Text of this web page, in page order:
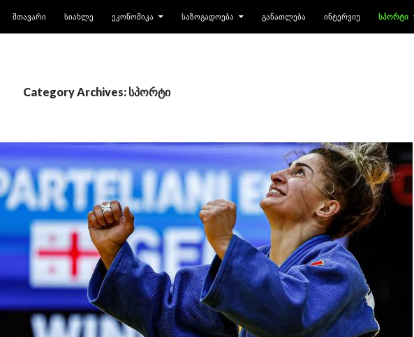
ᲛᲗᲐᲕᲐᲠᲘ
ᲡᲘᲐᲮᲚᲔ ᲔᲙᲝᲜᲝᲛᲘᲙᲐ ᲡᲐᲖᲝᲒᲐᲓᲝᲔᲑᲐ ᲒᲐᲜᲐᲗᲚᲔᲑᲐ ᲘᲜᲢᲔᲠᲕᲘᲣ ᲡᲞᲝᲠᲢᲘ
Category Archives: სპორტი